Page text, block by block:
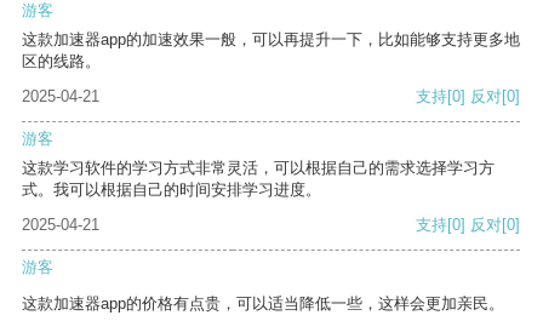
游客
这款加速器app的加速效果一般，可以再提升一下，比如能够支持更多地
区的线路。
2025-04-21
支持[0] 反对[0]
游客
这款学习软件的学习方式非常灵活，可以根据自己的需求选择学习方
式。我可以根据自己的时间安排学习进度。
2025-04-21
支持[0] 反对[0]
游客
这款加速器app的价格有点贵，可以适当降低一些，这样会更加亲民。